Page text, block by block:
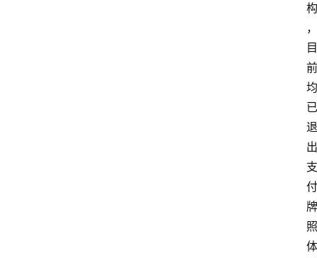
构
，
目
前
均
已
退
出
支
付
牌
照
体